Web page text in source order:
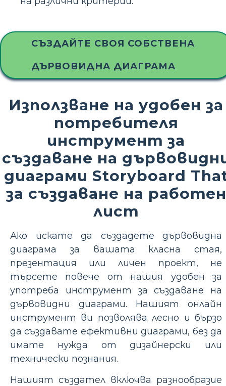
СЪЗДАЙТЕ СВОЯ СОБСТВЕНА
ДЪРВОВИДНА ДИАГРАМА
Използване на удобен за
потребителя
инструмент за
създаване на
диаграми Storyboard
за създаване на работен
лист
Ако искате да създадете дървовидна
диаграма за вашата класна стая,
презентация или личен проект, не
търсете повече от нашия удобен за
употреба инструмент за създаване на
дървовидни диаграми. Нашият онлайн
инструмент ви позволява лесно и бързо
да създавате ефективни диаграми, без да
имате нужда от дизайнерски или
технически познания.
Нашият създател включва разнообразие